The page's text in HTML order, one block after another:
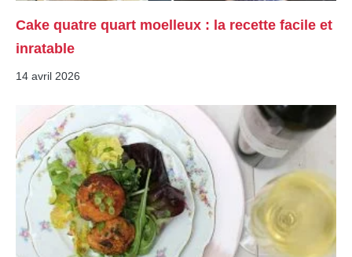
Cake quatre quart moelleux : la recette facile et
inratable
14 avril 2026